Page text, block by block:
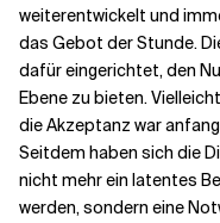
weiterentwickelt und
das Gebot der Stunde.
dafür eingerichtet, den
Ebene zu bieten.
die Akzeptanz war
Seitdem haben sich die
nicht mehr ein latentes
werden, sondern eine